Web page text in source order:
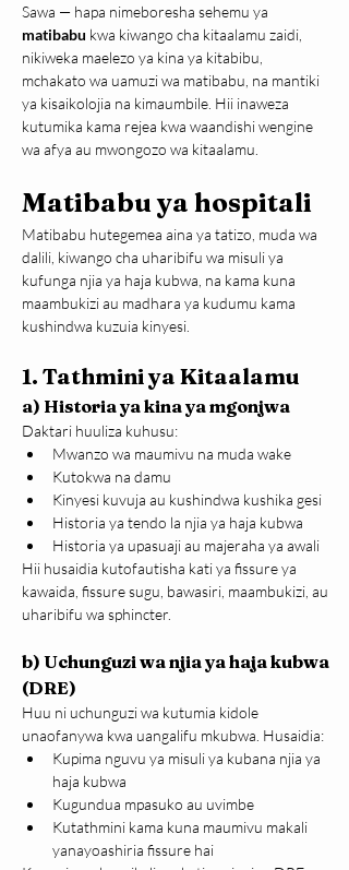
Sawa — hapa nimeboresha sehemu ya
matibabu kwa kiwango cha kitaalamu zaidi,
nikiweka maelezo ya kina ya kitabibu,
mchakato wa uamuzi wa matibabu, na mantiki
ya kisaikolojia na kimaumbile. Hii inaweza
kutumika kama rejea kwa waandishi wengine
wa afya au mwongozo wa kitaalamu.
Matibabu ya hospitali
Matibabu hutegemea aina ya tatizo, muda wa
dalili, kiwango cha uharibifu wa misuli ya
kufunga njia ya haja kubwa, na kama kuna
maambukizi au madhara ya kudumu kama
kushindwa kuzuia kinyesi.
1. Tathmini ya Kitaalamu
a) Historia ya kina ya mgonjwa
Daktari huuliza kuhusu:
Mwanzo wa maumivu na muda wake
Kutokwa na damu
Kinyesi kuvuja au kushindwa kushika gesi
Historia ya tendo la njia ya haja kubwa
Historia ya upasuaji au majeraha ya awali
Hii husaidia kutofautisha kati ya fissure ya
kawaida, fissure sugu, bawasiri, maambukizi, au
uharibifu wa sphincter.
b) Uchunguzi wa njia ya haja kubwa
(DRE)
Huu ni uchunguzi wa kutumia kidole
unaofanywa kwa uangalifu mkubwa. Husaidia:
Kupima nguvu ya misuli ya kubana njia ya
haja kubwa
Kugundua mpasuko au uvimbe
Kutathmini kama kuna maumivu makali
yanayoashiria fissure hai